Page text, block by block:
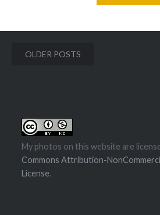
Posts
OLDER POSTS
My photos on this website are
Commons Attribution-
License.